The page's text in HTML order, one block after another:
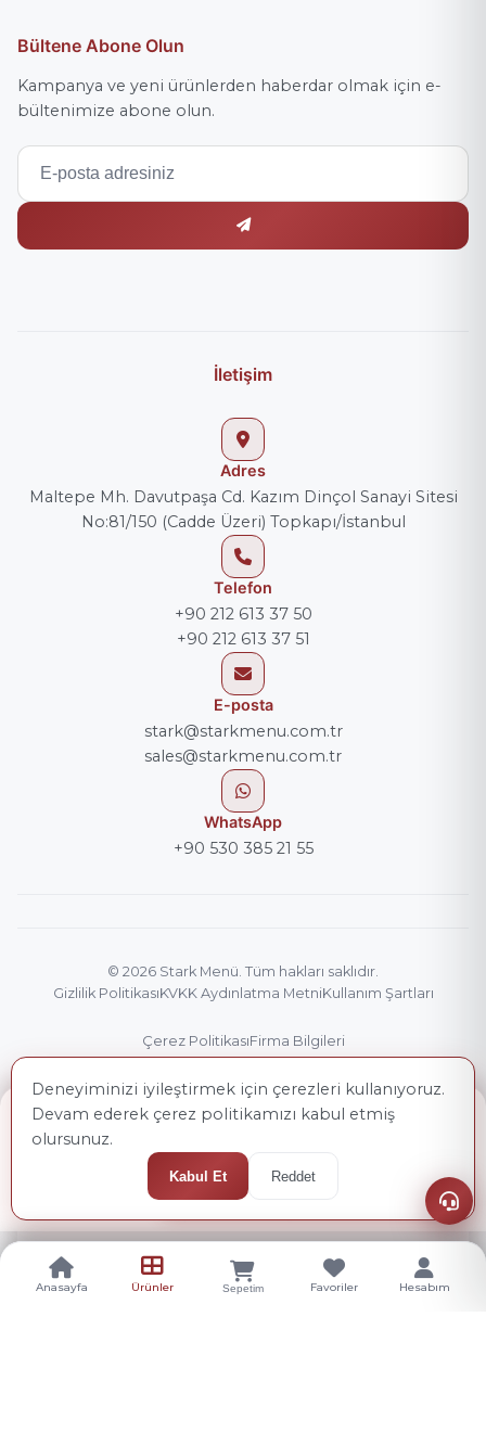
GÜNCEL TOPLAM
Sepete Ekle
Bültene Abone Olun
Kampanya ve yeni ürünlerden haberdar olmak için e-
bültenimize abone olun.
İletişim
Adres
Maltepe Mh. Davutpaşa Cd. Kazım Dinçol Sanayi Sitesi
No:81/150 (Cadde Üzeri) Topkapı/İstanbul
Telefon
+90 212 613 37 50
+90 212 613 37 51
E-posta
stark@starkmenu.com.tr
sales@starkmenu.com.tr
WhatsApp
+90 530 385 21 55
© 2026 Stark Menü . Tüm hakları saklıdır.
Gizlilik PolitikasıKVKK Aydınlatma MetniKullanım Şartları
Çerez PolitikasıFirma Bilgileri
Anasayfa Ürünler Sepetim Favoriler Hesabım
Deneyiminizi iyileştirmek için çerezleri kullanıyoruz.
Devam ederek çerez politikamızı kabul etmiş
olursunuz.
Kabul Et Reddet